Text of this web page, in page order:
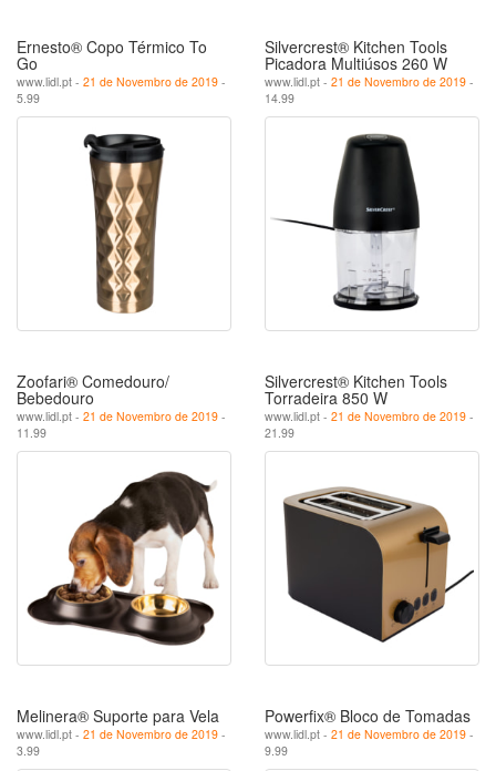
Ernesto® Copo Térmico To
Go
www.lidl.pt - 21 de Novembro de 2019 -
5.99
Silvercrest® Kitchen Tools
Picadora Multiúsos 260 W
www.lidl.pt - 21 de Novembro de 2019 -
14.99
Zoofari® Comedouro/
Bebedouro
www.lidl.pt - 21 de Novembro de 2019 -
11.99
Silvercrest® Kitchen Tools
Torradeira 850 W
www.lidl.pt - 21 de Novembro de 2019 -
21.99
Melinera® Suporte para Vela
www.lidl.pt - 21 de Novembro de 2019 -
3.99
Powerfix® Bloco de Tomadas
www.lidl.pt - 21 de Novembro de 2019 -
9.99